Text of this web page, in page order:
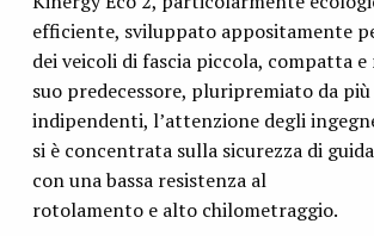
efficiente, sviluppato appositamente
dei veicoli di fascia piccola, compatta e
suo predecessore, pluripremiato da
indipendenti, l’attenzione degli
si è concentrata sulla sicurezza di
con una bassa resistenza al
rotolamento e alto chilometraggio.